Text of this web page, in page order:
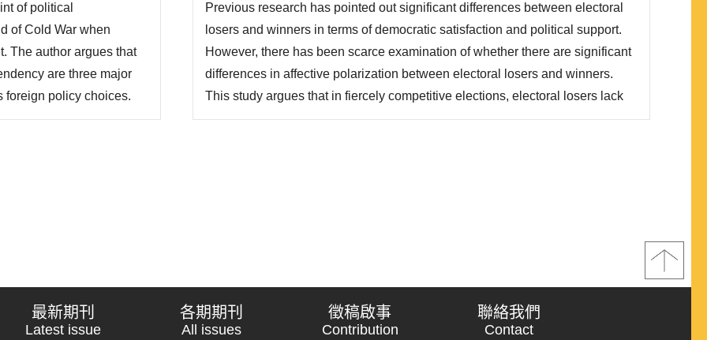
of political
of Cold War when
The author argues that
are three major
foreign policy choices.
the likelier government
究進一步提出選舉輸家/贏家與情感極化之間的關係會受到治效能感的調節作用
Previous research has pointed out significant differences between electoral
losers and winners in terms of democratic satisfaction and political support.
However, there has been scarce examination of whether there are significant
differences in affective polarization between electoral losers and winners.
This study argues that in fiercely competitive elections, electoral losers lack
confidence in the winners and distrust that their needs will be addressed,
最新期刊
Latest issue
各期期刊
All issues
徵稿啟事
Contribution
聯絡我們
Contact